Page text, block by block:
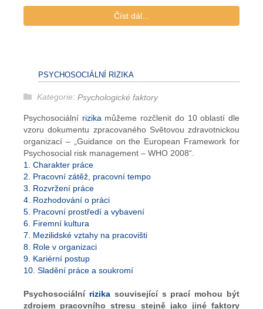
Číst dál...
PSYCHOSOCIÁLNÍ RIZIKA
Kategorie: Psychologické faktory
Psychosociální rizika můžeme rozčlenit do 10 oblastí dle
vzoru dokumentu zpracovaného Světovou zdravotnickou
organizací – „Guidance on the European Framework for
Psychosocial risk management – WHO 2008“.
1. Charakter práce
2. Pracovní zátěž, pracovní tempo
3. Rozvržení práce
4. Rozhodování o práci
5. Pracovní prostředí a vybavení
6. Firemní kultura
7. Mezilidské vztahy na pracovišti
8. Role v organizaci
9. Kariérní postup
10. Sladění práce a soukromí
Psychosociální rizikasouvisející s prací mohou být
zdrojem pracovního stresu stejně jako jiné faktory